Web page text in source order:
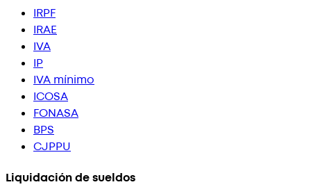
IRPF
IRAE
IVA
IP
IVA mínimo
ICOSA
FONASA
BPS
CJPPU
Liquidación de sueldos